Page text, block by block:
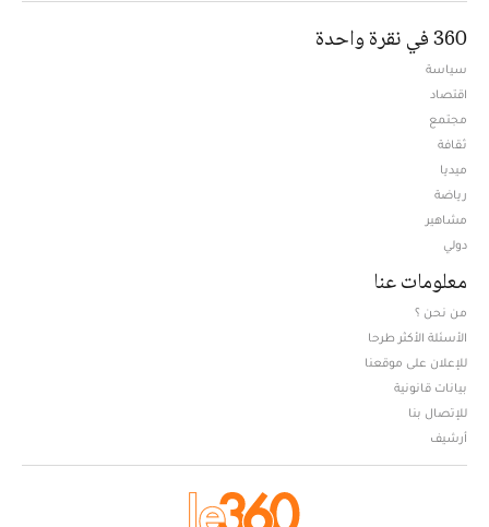
360 في نقرة واحدة
سياسة
اقتصاد
مجتمع
ثقافة
ميديا
رياضة
مشاهير
دولي
معلومات عنا
من نحن ؟
الأسئلة الأكثر طرحا
للإعلان على موقعنا
بيانات قانونية
للإتصال بنا
أرشيف